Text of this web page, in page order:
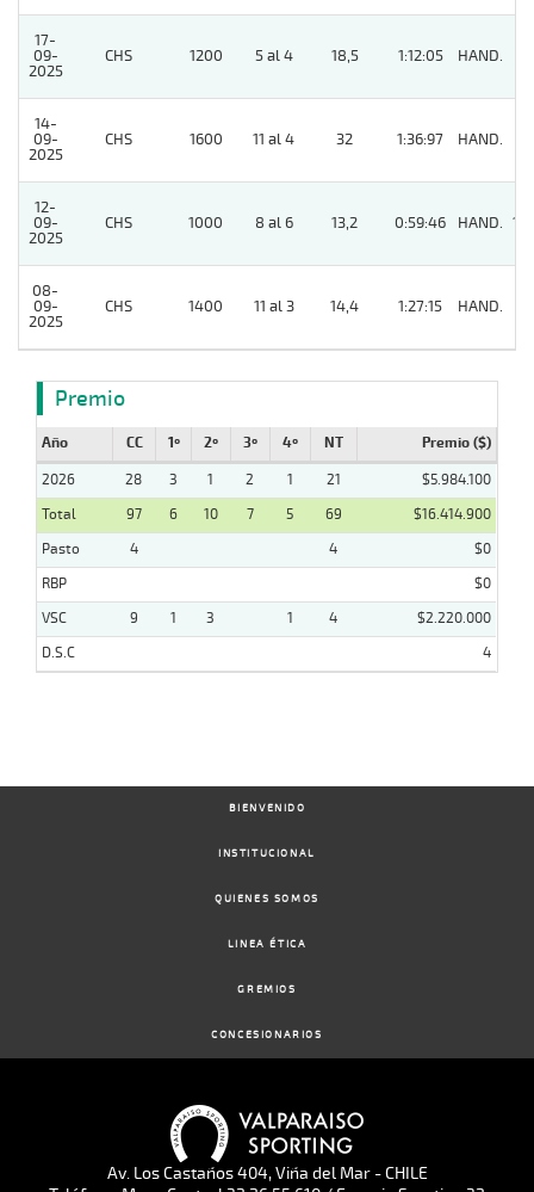
17-
09-
2025
CHS 1200 5 al 4 18,5 1:12:05 HAND.
14-
09-
2025
CHS 1600 11 al 4 32 1:36:97 HAND.
12-
09-
2025
CHS 1000 8 al 6 13,2 0:59:46 HAND. 10
08-
09-
2025
CHS 1400 11 al 3 14,4 1:27:15 HAND.
Premio
Año CC 1º 2º 3º 4º NT Premio ($)
2026 28 3 1 2 1 21
$5.984.100
Total
97 6 10 7 5 69
$16.414.900
Pasto
4 4
$0
RBP
$0
VSC
9 1 3 1 4
$2.220.000
D.S.C
4
BIENVENIDO
INSTITUCIONAL
QUIENES SOMOS
LINEA ÉTICA
GREMIOS
CONCESIONARIOS
Av. Los Castaños 404, Viña del Mar - CHILE